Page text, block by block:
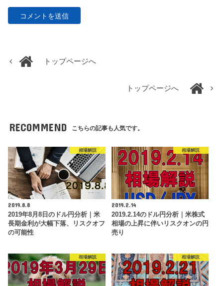
トップページへ
トップページへ
RECOMMEND こちらの記事も人気です。
相場解説
2019.8.8
2019年8月8日のドル円分析｜米
長期金利が大幅下落、リスクオフ
の可能性
相場解説
2019.2.14
2019.2.14のドル円分析｜米株式
相場の上昇に伴いリスクオンの円
売り
相場解説 相場解説